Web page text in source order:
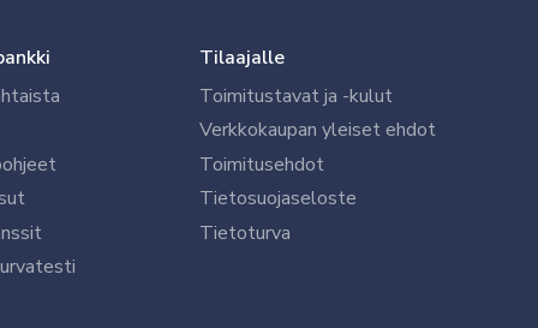
Tilaajalle
Toimitustavat ja -kulut
Verkkokaupan yleiset ehdot
Toimitusehdot
Tietosuojaseloste
Tietoturva